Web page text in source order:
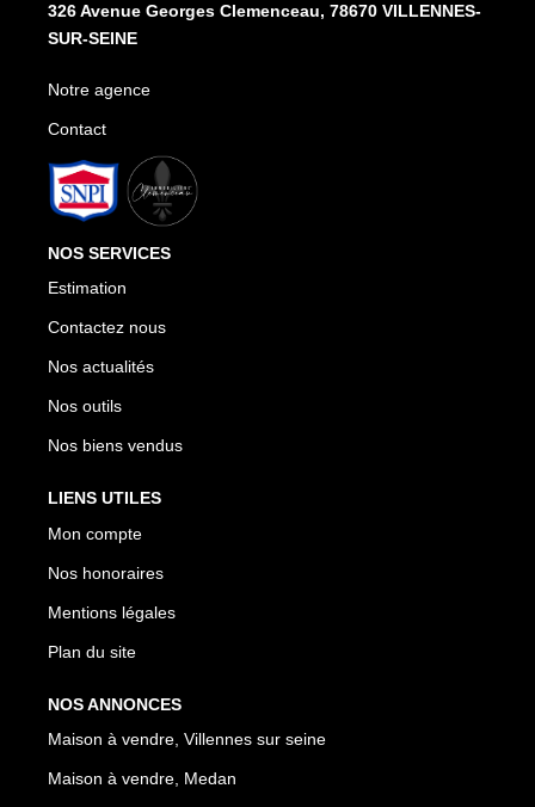
326 Avenue Georges Clemenceau, 78670 VILLENNES-
SUR-SEINE
Notre agence
Contact
NOS SERVICES
Estimation
Contactez nous
Nos actualités
Nos outils
Nos biens vendus
LIENS UTILES
Mon compte
Nos honoraires
Mentions légales
Plan du site
NOS ANNONCES
Maison à vendre, Villennes sur seine
Maison à vendre, Medan